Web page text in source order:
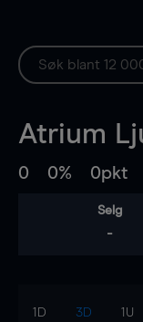
Atrium
0 0% 0pkt
Selg
-
1D 3D 1U